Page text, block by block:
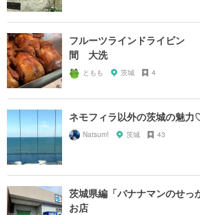
フルーツラインドライビ
間 大洗
ともも 茨城 4
ネモフィラ以外の茨城の魅
Natsum! 茨城 43
茨城県編「バナナマンのせっ
お店